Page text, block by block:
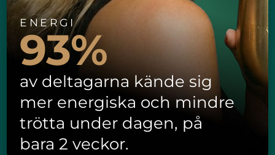
ENERGI
93%
av deltagarna kände sig
mer energiska och mindre
trötta under dagen, på
bara 2 veckor.